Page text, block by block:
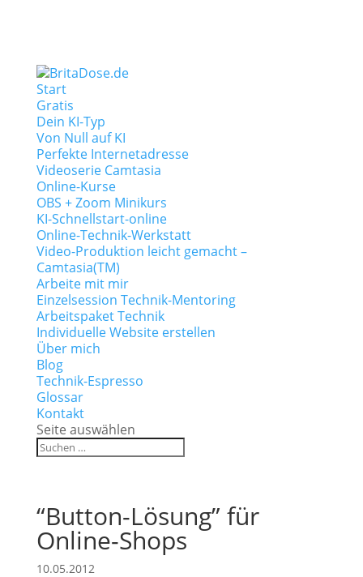
Start
Gratis
Dein KI-Typ
Von Null auf KI
Perfekte Internetadresse
Videoserie Camtasia
Online-Kurse
OBS + Zoom Minikurs
KI-Schnellstart-online
Online-Technik-Werkstatt
Video-Produktion leicht gemacht –
Camtasia(TM)
Arbeite mit mir
Einzelsession Technik-Mentoring
Arbeitspaket Technik
Individuelle Website erstellen
Über mich
Blog
Technik-Espresso
Glossar
Kontakt
Seite auswählen
“Button-Lösung” für
Online-Shops
10.05.2012